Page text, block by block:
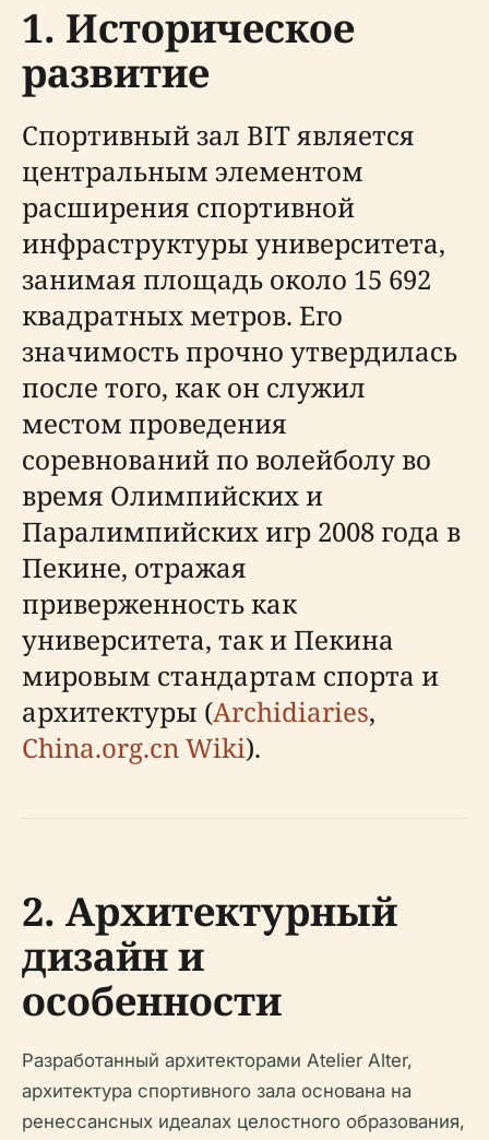
1. Историческое
развитие
Спортивный зал BIT является
центральным элементом
расширения спортивной
инфраструктуры университета,
занимая площадь около 15 692
квадратных метров. Его
значимость прочно утвердилась
после того, как он служил
местом проведения
соревнований по волейболу во
время Олимпийских и
Паралимпийских игр 2008 года в
Пекине, отражая
приверженность как
университета, так и Пекина
мировым стандартам спорта и
архитектуры (Archidiaries,
China.org.cn Wiki).
2. Архитектурный
дизайн и
особенности
Разработанный архитекторами Atelier Alter,
архитектура спортивного зала основана на
ренессансных идеалах целостного образования,